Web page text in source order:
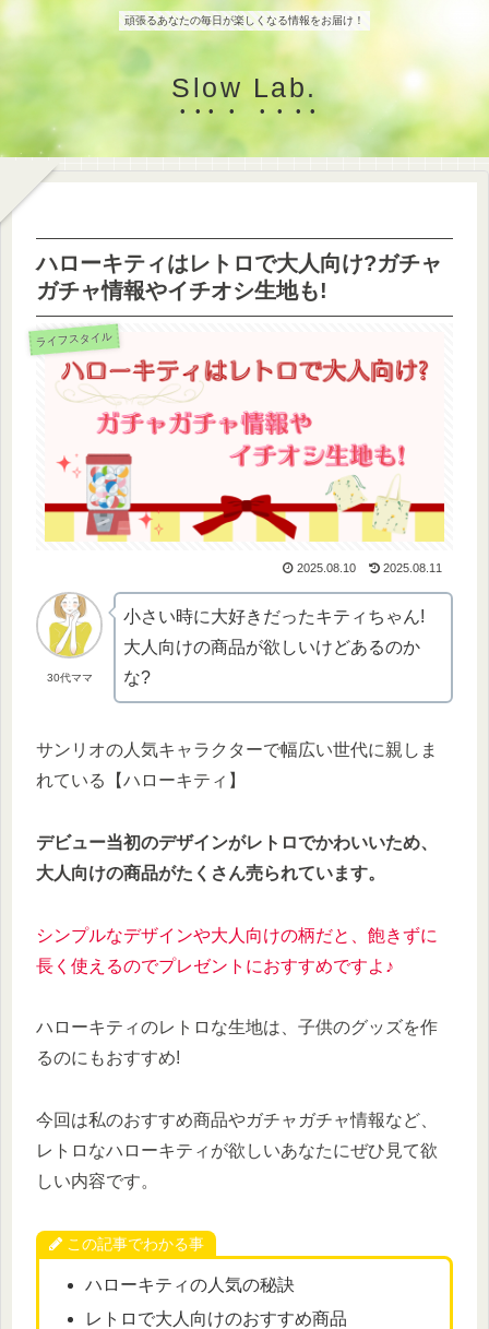
頑張るあなたの毎日が楽しくなる情報をお届け！
Slow Lab.
ハローキティはレトロで大人向け?ガチャ
ガチャ情報やイチオシ生地も!
ライフスタイル
2025.08.10 2025.08.11
30代ママ
小さい時に大好きだったキティちゃん!
大人向けの商品が欲しいけどあるのか
な?
サンリオの人気キャラクターで幅広い世代に親しま
れている【ハローキティ】
デビュー当初のデザインがレトロでかわいいため、
大人向けの商品がたくさん売られています。
シンプルなデザインや大人向けの柄だと、飽きずに
長く使えるのでプレゼントにおすすめですよ♪
ハローキティのレトロな生地は、子供のグッズを作
るのにもおすすめ!
今回は私のおすすめ商品やガチャガチャ情報など、
レトロなハローキティが欲しいあなたにぜひ見て欲
しい内容です。
この記事でわかる事
ハローキティの人気の秘訣
レトロで大人向けのおすすめ商品